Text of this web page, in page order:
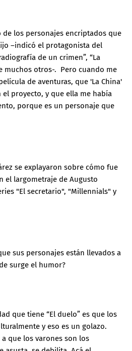
de los personajes encriptados que
–indicó el protagonista del
de un crimen”, “La
muchos otros-. Pero cuando me
de aventuras, que 'La China'
el proyecto, y que ella me había
porque es un personaje que
se explayaron sobre cómo fue
el largometraje de Augusto
"El secretario", "Millennials" y
sus personajes están llevados a
surge el humor?
que tiene “El duelo” es que los
y eso es un golazo.
que los varones son los